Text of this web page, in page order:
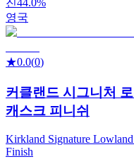
진44.0%
영국
★0.0(0)
커클랜드 시그니처
캐스크 피니쉬
Kirkland Signature
Finish